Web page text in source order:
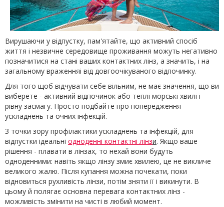
Вирушаючи у відпустку, пам'ятайте, що активний спосіб
життя і незвичне середовище проживання можуть негативно
позначитися на стані ваших контактних лінз, а значить, і на
загальному враженняі від довгоочікуваного відпочинку.
Для того щоб відчувати себе вільним, не має значення, що ви
виберете - активний відпочинок або теплі морські хвилі і
рівну засмагу. Просто подбайте про попередження
ускладнень та очних інфекцій.
З точки зору профілактики ускладнень та інфекцій, для
відпустки ідеальні одноденні контактні лінзи. Якщо ваше
рішення - плавати в лінзах, то нехай вони будуть
одноденними: навіть якщо лінзу змиє хвилею, це не викличе
великого жалю. Після купання можна почекати, поки
відновиться рухливість лінзи, потім зняти її і викинути. В
цьому й полягає основна перевага контактних лінз -
можливість змінити на чисті в любий момент.